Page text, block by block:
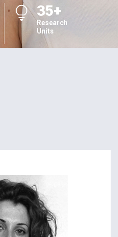
35+
Research
Units